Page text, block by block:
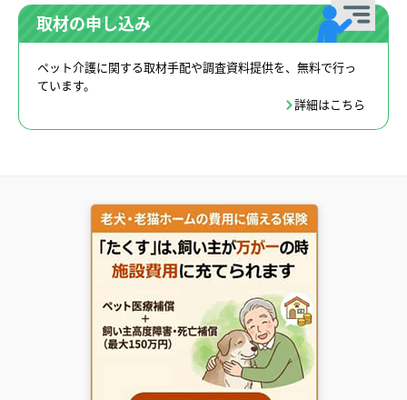
取材の申し込み
ペット介護に関する取材手配や調査資料提供を、無料で行っ
ています。
詳細はこちら